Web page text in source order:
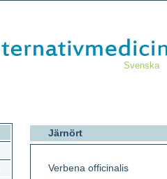
Svenska
Järnört
Verbena officinalis